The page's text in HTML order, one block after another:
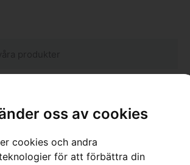
oss av cookies
cookies och andra
för att förbättra din